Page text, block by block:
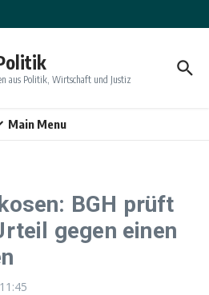
aus Politik, Wirtschaft und Justiz
Main Menu
BGH prüft
gegen einen
11:45